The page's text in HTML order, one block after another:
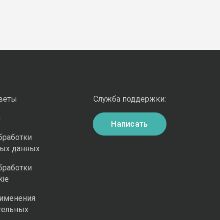
данных
Служба поддержки:
Написать